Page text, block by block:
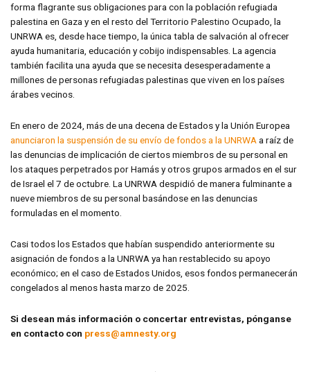
forma flagrante sus obligaciones para con la población refugiada
palestina en Gaza y en el resto del Territorio Palestino Ocupado, la
UNRWA es, desde hace tiempo, la única tabla de salvación al ofrecer
ayuda humanitaria, educación y cobijo indispensables. La agencia
también facilita una ayuda que se necesita desesperadamente a
millones de personas refugiadas palestinas que viven en los países
árabes vecinos.
En enero de 2024, más de una decena de Estados y la Unión Europea
anunciaron la suspensión de su envío de fondos a la UNRWA a raíz de
las denuncias de implicación de ciertos miembros de su personal en
los ataques perpetrados por Hamás y otros grupos armados en el sur
de Israel el 7 de octubre. La UNRWA despidió de manera fulminante a
nueve miembros de su personal basándose en las denuncias
formuladas en el momento.
Casi todos los Estados que habían suspendido anteriormente su
asignación de fondos a la UNRWA ya han restablecido su apoyo
económico; en el caso de Estados Unidos, esos fondos permanecerán
congelados al menos hasta marzo de 2025.
Si desean más información o concertar entrevistas, pónganse
en contacto con press@amnesty.org